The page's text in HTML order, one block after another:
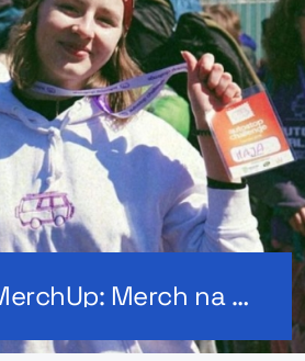
ZSP SGH x MerchUp: Merch na wydarzenie studenckie